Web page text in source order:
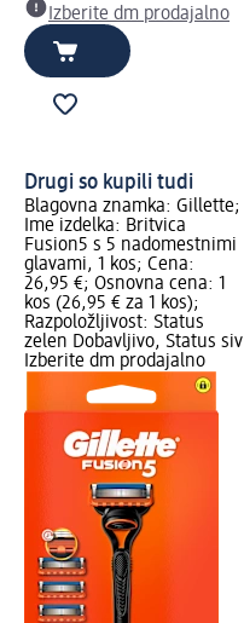
Izberite dm prodajalno
Drugi so kupili tudi
Blagovna znamka: Gillette;
Ime izdelka: Britvica
Fusion5 s 5 nadomestnimi
glavami, 1 kos; Cena:
26,95 €; Osnovna cena: 1
kos (26,95 € za 1 kos);
Razpoložljivost: Status
zelen Dobavljivo, Status siv
Izberite dm prodajalno